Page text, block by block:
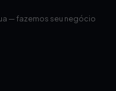
— fazemos seu negócio